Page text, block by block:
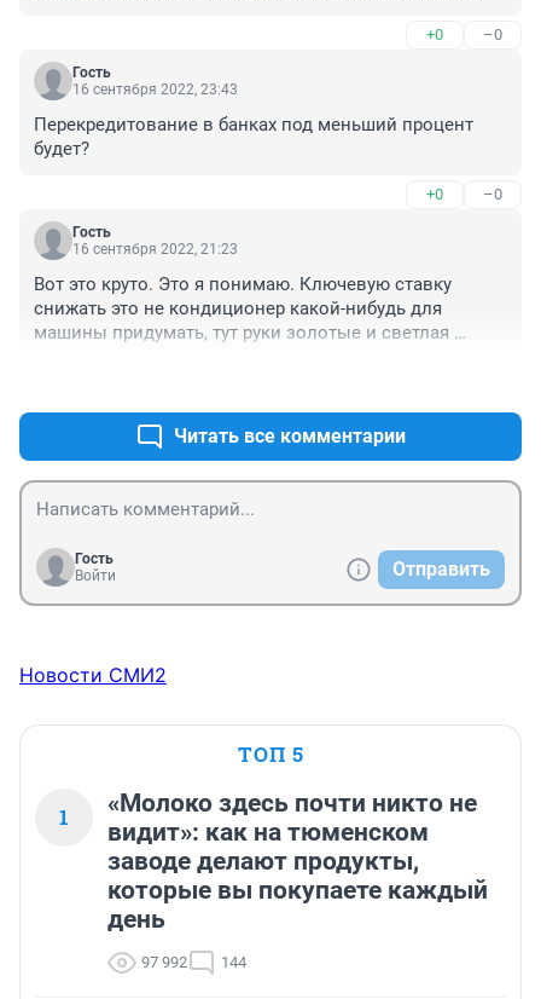
+0 –0
Гость
16 сентября 2022, 23:43
Перекредитование в банках под меньший процент
будет?
+0 –0
Гость
16 сентября 2022, 21:23
Вот это круто. Это я понимаю. Ключевую ставку
снижать это не кондиционер какой-нибудь для
машины придумать, тут руки золотые и светлая
Читать все комментарии
Гость
Войти
Отправить
Новости СМИ2
ТОП 5
1
«Молоко здесь почти никто не
видит»: как на тюменском
заводе делают продукты,
которые вы покупаете каждый
день
97 992 144